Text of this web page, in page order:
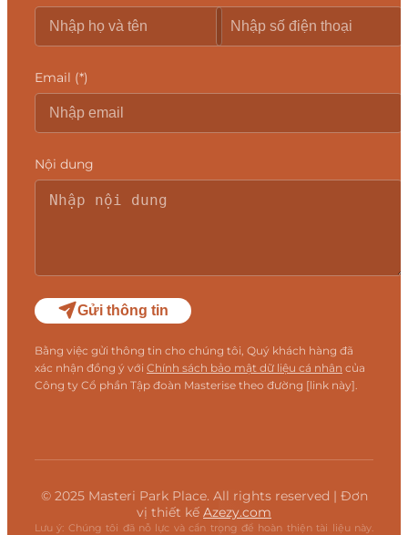
Email (*)
Nội dung
Gửi thông tin
Bằng việc gửi thông tin cho chúng tôi, Quý khách hàng đã
xác nhận đồng ý với Chính sách bảo mật dữ liệu cá nhân của
Công ty Cổ phần Tập đoàn Masterise theo đường [link này].
© 2025 Masteri Park Place. All rights reserved | Đơn
vị thiết kế Azezy.com
Lưu ý: Chúng tôi đã nỗ lực và cẩn trọng để hoàn thiện tài liệu này.